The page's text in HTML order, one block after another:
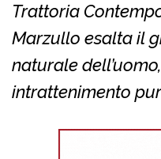
Trattoria
Marzullo esalta il
naturale
intrattenimento